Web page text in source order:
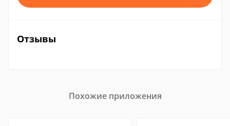
Отзывы
Похожие приложения